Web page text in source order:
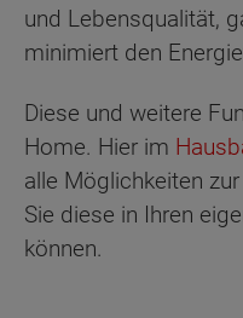
und Lebensqualität,
minimiert den
Diese und weitere
Home. Hier im
alle Möglichkeiten
Sie diese in Ihren
können.